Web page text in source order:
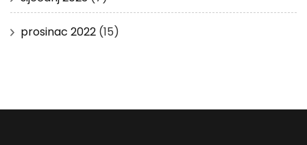
prosinac 2022 (15)